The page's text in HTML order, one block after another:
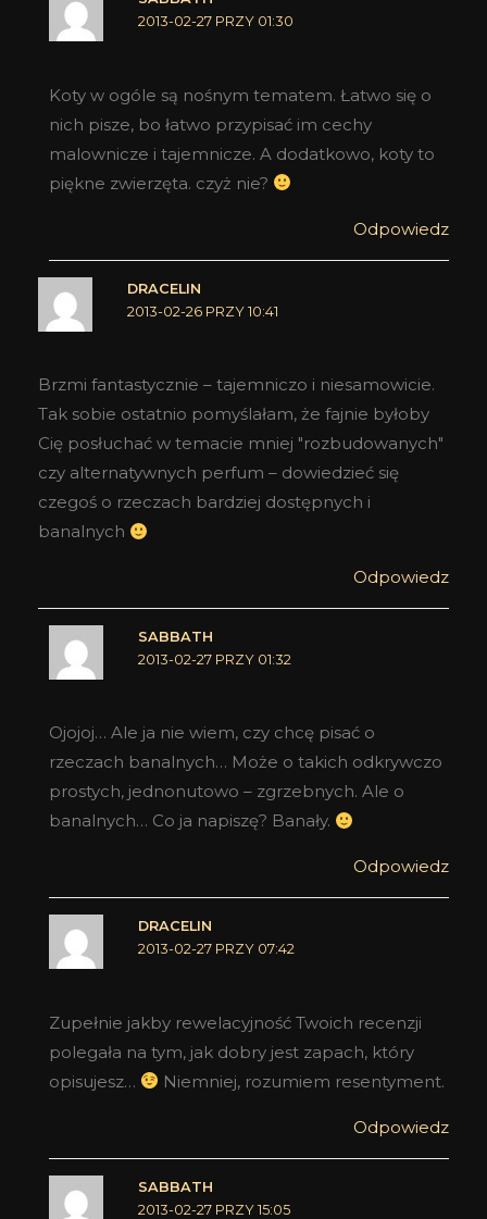
2013-02-27 PRZY 01:30
Koty w ogóle są nośnym tematem. Łatwo się o
nich pisze, bo łatwo przypisać im cechy
malownicze i tajemnicze. A dodatkowo, koty to
piękne zwierzęta. czyż nie?
Odpowiedz
DRACELIN
2013-02-26 PRZY 10:41
Brzmi fantastycznie – tajemniczo i niesamowicie.
Tak sobie ostatnio pomyślałam, że fajnie byłoby
Cię posłuchać w temacie mniej "rozbudowanych"
czy alternatywnych perfum – dowiedzieć się
czegoś o rzeczach bardziej dostępnych i
banalnych
Odpowiedz
SABBATH
2013-02-27 PRZY 01:32
Ojojoj… Ale ja nie wiem, czy chcę pisać o
rzeczach banalnych… Może o takich odkrywczo
prostych, jednonutowo – zgrzebnych. Ale o
banalnych… Co ja napiszę? Banały.
Odpowiedz
DRACELIN
2013-02-27 PRZY 07:42
Zupełnie jakby rewelacyjność Twoich recenzji
polegała na tym, jak dobry jest zapach, który
opisujesz…
Niemniej, rozumiem resentyment.
Odpowiedz
SABBATH
2013-02-27 PRZY 15:05